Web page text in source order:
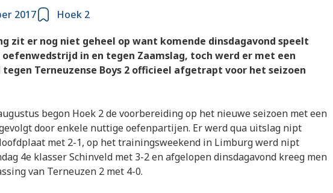
2017
Hoek 2
zit er nog niet geheel op want komende dinsdagavond speelt
oefenwedstrijd in en tegen Zaamslag, toch werd er met een
Terneuzense Boys 2 officieel afgetrapt voor het seizoen
begon Hoek 2 de voorbereiding op het nieuwe seizoen met een
door enkele nuttige oefenpartijen. Er werd qua uitslag nipt
met 2-1, op het trainingsweekend in Limburg werd nipt
4e klasser Schinveld met 3-2 en afgelopen dinsdagavond kreeg men
van Terneuzen 2 met 4-0.